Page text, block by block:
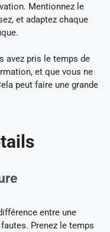
Mentionnez le
et adaptez chaque
avez pris le temps de
et que vous ne
peut faire une grande
entre une
Prenez le temps